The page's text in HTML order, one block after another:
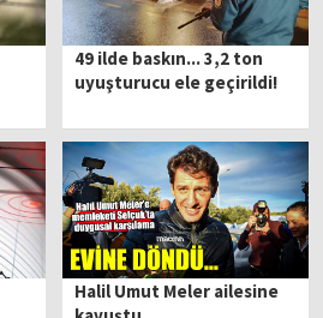
49 ilde baskın... 3,2 ton
uyuşturucu ele geçirildi!
Halil Umut Meler ailesine